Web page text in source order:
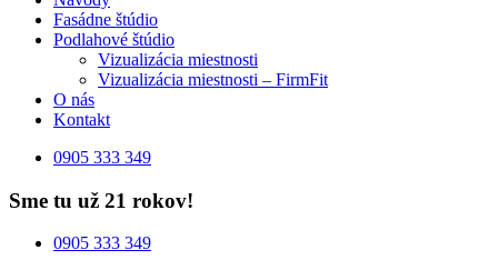
Fasádne štúdio
Podlahové štúdio
Vizualizácia miestnosti
Vizualizácia miestnosti – FirmFit
O nás
Kontakt
0905 333 349
Sme tu už 21 rokov!
0905 333 349